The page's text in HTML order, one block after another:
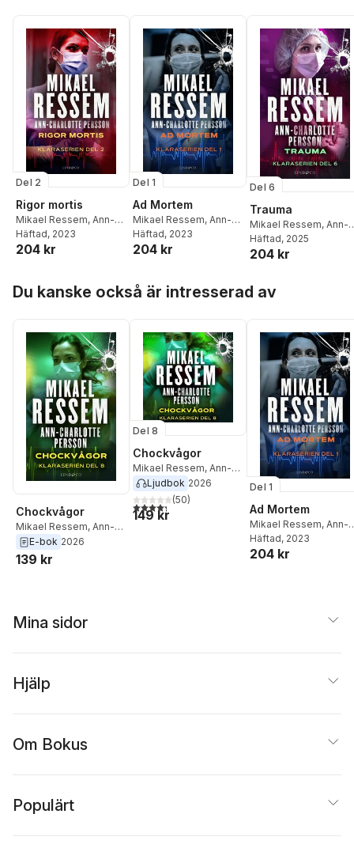
Del 2
Rigor mortis
Mikael Ressem, Ann-
Charlotte Persson
Häftad, 2023
204 kr
Del 1
Ad Mortem
Mikael Ressem, Ann-
Charlotte Persson
Häftad, 2023
204 kr
Del 6
Trauma
Mikael Ressem, Ann-
Charlotte Persson
Häftad, 2025
204 kr
Du kanske också är intresserad av
Chockvågor
Mikael Ressem, Ann-
Charlotte Persson
E-bok 2026
139 kr
Del 8
Chockvågor
Mikael Ressem, Ann-
Charlotte Persson
Ljudbok 2026
4,3utav 5 stjärnor. Totalt antal röster:
(50)
149 kr
Del 1
Ad Mortem
Mikael Ressem, Ann-
Charlotte Persson
Häftad, 2023
204 kr
Mina sidor
Hjälp
Om Bokus
Populärt